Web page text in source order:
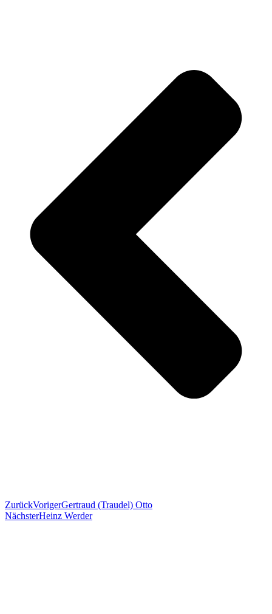
ZurückVorigerGertraud (Traudel) Otto
NächsterHeinz Werder